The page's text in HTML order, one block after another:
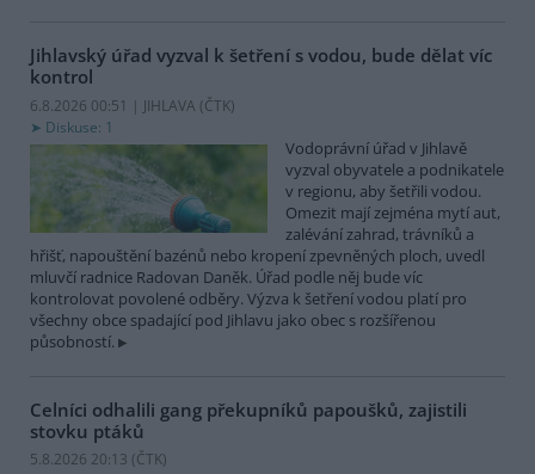
Jihlavský úřad vyzval k šetření s vodou, bude dělat víc
kontrol
6.8.2026 00:51 | JIHLAVA (ČTK)
Diskuse: 1
Vodoprávní úřad v Jihlavě
vyzval obyvatele a podnikatele
v regionu, aby šetřili vodou.
Omezit mají zejména mytí aut,
zalévání zahrad, trávníků a
hřišť, napouštění bazénů nebo kropení zpevněných ploch, uvedl
mluvčí radnice Radovan Daněk. Úřad podle něj bude víc
kontrolovat povolené odběry. Výzva k šetření vodou platí pro
všechny obce spadající pod Jihlavu jako obec s rozšířenou
působností.
Celníci odhalili gang překupníků papoušků, zajistili
stovku ptáků
5.8.2026 20:13 (ČTK)